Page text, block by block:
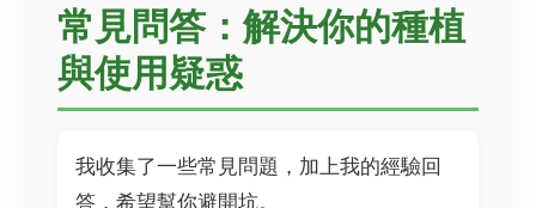
常見問答：解決你的種植
與使用疑惑
我收集了一些常見問題，加上我的經驗回
答，希望幫你避開坑。